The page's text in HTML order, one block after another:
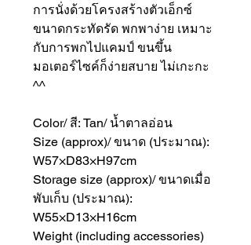
การนั่งด้วยโครงสร้างตัวเอ็กซ์
ขนาดกระทัดรัด พกพาง่าย เหมาะ
กับการพกไปแคมป์ ขนขึ้น
มอเตอร์ไซค์ก็ง่ายสบาย ไม่เกะกะ
^^
Color/ สี: Tan/ น้ำตาลอ่อน
Size (approx)/ ขนาด (ประมาณ):
W57×D83×H97cm
Storage size (approx)/ ขนาดเมื่อ
พับเก็บ (ประมาณ):
W55×D13×H16cm
Weight (including accessories)